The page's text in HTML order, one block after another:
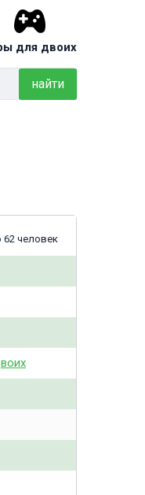
для двоих
найти
человек